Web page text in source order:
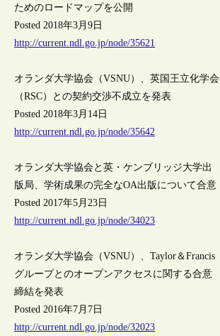
ためのロードマップを公開
Posted 2018年3月9日
http://current.ndl.go.jp/node/35621
オランダ大学協会（VSNU）、英国王立化学会
（RSC）との契約交渉不成立を発表
Posted 2018年3月14日
http://current.ndl.go.jp/node/35642
オランダ大学協会と英・ケンブリッジ大学出
版局、学術成果の完全なOA出版について合意
Posted 2017年5月23日
http://current.ndl.go.jp/node/34023
オランダ大学協会（VSNU）、Taylor＆Francis
グループとのオープンアクセスに関する合意
締結を発表
Posted 2016年7月7日
http://current.ndl.go.jp/node/32023